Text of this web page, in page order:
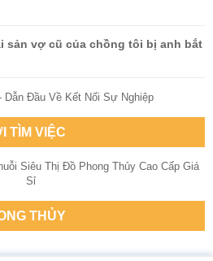
sản vợ cũ của chồng tôi bị anh bắt
TÌM VIỆC
THỦY